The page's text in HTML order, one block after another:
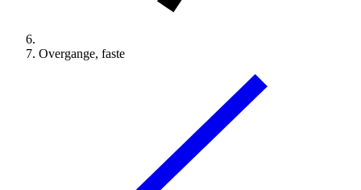
Overgange, faste